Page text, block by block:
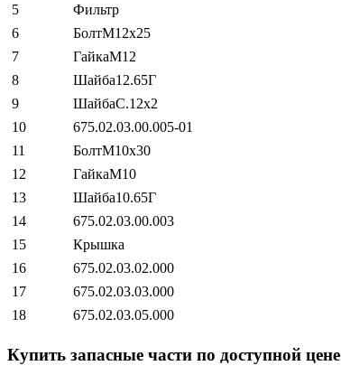
5
Фильтр
6
БолтМ12х25
7
ГайкаМ12
8
Шайба12.65Г
9
ШайбаС.12х2
10
675.02.03.00.005-01
11
БолтМ10х30
12
ГайкаМ10
13
Шайба10.65Г
14
675.02.03.00.003
15
Крышка
16
675.02.03.02.000
17
675.02.03.03.000
18
675.02.03.05.000
Купить запасные части по доступной цене